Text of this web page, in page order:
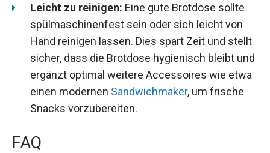
Leicht zu reinigen: Eine gute Brotdose sollte
spülmaschinenfest sein oder sich leicht von
Hand reinigen lassen. Dies spart Zeit und stellt
sicher, dass die Brotdose hygienisch bleibt und
ergänzt optimal weitere Accessoires wie etwa
einen modernen Sandwichmaker, um frische
Snacks vorzubereiten.
FAQ